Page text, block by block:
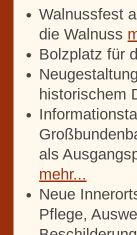
Walnussfest
die Walnuss
Bolzplatz für
historischem
als
mehr...
Neue
Pflege,